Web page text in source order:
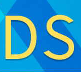
財經 生活